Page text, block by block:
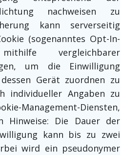
nachweisen zu
kann serverseitig
(sogenanntes Opt-In-
vergleichbarer
um die Einwilligung
Gerät zuordnen zu
individueller Angaben zu
Management-Diensten,
Hinweise: Die Dauer der
kann bis zu zwei
wird ein pseudonymer